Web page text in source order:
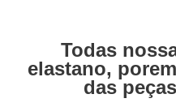
Todas
elastano,
das